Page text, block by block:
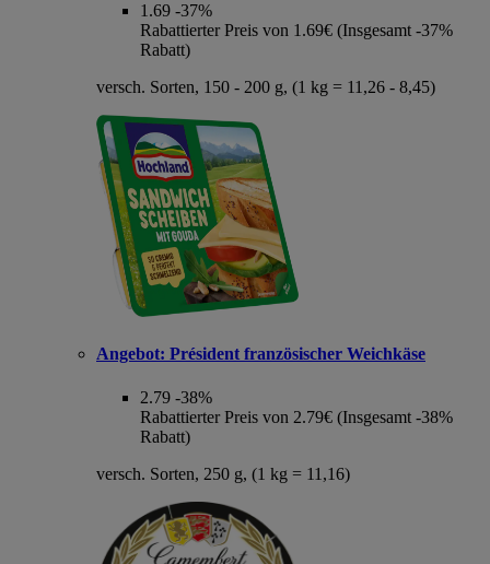
1.69 -37%
Rabattierter Preis von 1.69€ (Insgesamt -37%
Rabatt)
versch. Sorten, 150 - 200 g, (1 kg = 11,26 - 8,45)
Angebot: Président französischer Weichkäse
2.79 -38%
Rabattierter Preis von 2.79€ (Insgesamt -38%
Rabatt)
versch. Sorten, 250 g, (1 kg = 11,16)